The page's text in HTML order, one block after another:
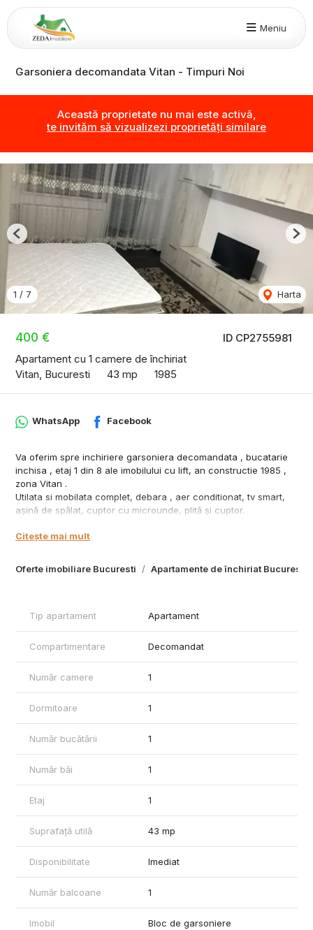
Meniu
Garsoniera decomandata Vitan - Timpuri Noi
Această proprietate nu mai este activă,
te invităm să vizualizezi proprietăți similare
ID CP2755981
400 €
Apartament cu 1 camere de închiriat
Vitan, Bucuresti
43 mp 1985
1 / 7 Harta
Previous
Oferte imobiliare Bucuresti Apartamente de închiriat Bucuresti
WhatsApp Facebook
Va oferim spre inchiriere garsoniera decomandata , bucatarie
inchisa , etaj 1 din 8 ale imobilului cu lift, an constructie 1985 ,
zona Vitan .
Utilata si mobilata complet, debara , aer conditionat, tv smart,
așină de spălat, cuptor cu microunde, plită și cuptor.
numarul de telefon afisat in anunt.
Citește mai mult
Tip apartament Apartament
Compartimentare Decomandat
Număr camere 1
Dormitoare 1
Număr bucătării 1
Număr băi 1
Etaj 1
Suprafață utilă 43 mp
Disponibilitate Imediat
Număr balcoane 1
Imobil Bloc de garsoniere